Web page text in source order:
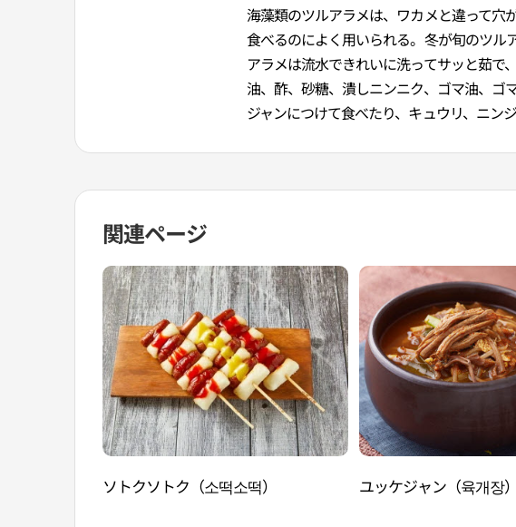
海藻類のツルアラメは、ワカメと違って穴
食べるのによく用いられる。冬が旬のツル
アラメは流水できれいに洗ってサッと茹で
油、酢、砂糖、潰しニンニク、ゴマ油、ゴ
ジャンにつけて食べたり、キュウリ、ニン
関連ページ
ソトクソトク（소떡소떡） ユッケジャン（육개장）